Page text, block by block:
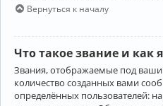
Вернуться к началу
Что такое звание и как
Звания, отображаемые под
количество созданных вами
определённых пользователей: